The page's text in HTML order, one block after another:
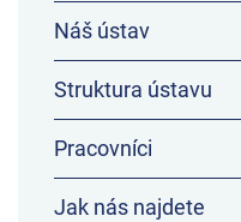
Náš ústav
Struktura ústavu
Pracovníci
Jak nás najdete